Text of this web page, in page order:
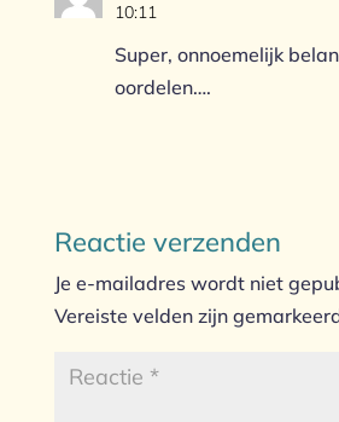
10:11
Super, onnoemelijk
oordelen….
Reactie verzenden
Je e-mailadres wordt niet
Vereiste velden zijn